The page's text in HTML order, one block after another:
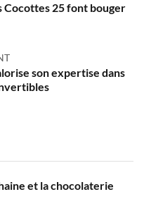
Cocottes 25 font bouger
son expertise dans
et la chocolaterie